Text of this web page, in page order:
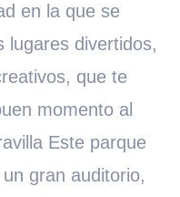
en la que se
lugares divertidos,
que te
momento al
Este parque
gran auditorio,